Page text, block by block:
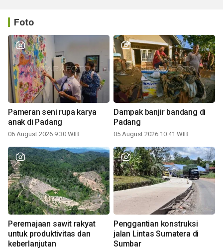
Foto
Pameran seni rupa karya
anak di Padang
06 August 2026 9:30 WIB
Dampak banjir bandang di
Padang
05 August 2026 10:41 WIB
Peremajaan sawit rakyat
untuk produktivitas dan
keberlanjutan
Penggantian konstruksi
jalan Lintas Sumatera di
Sumbar